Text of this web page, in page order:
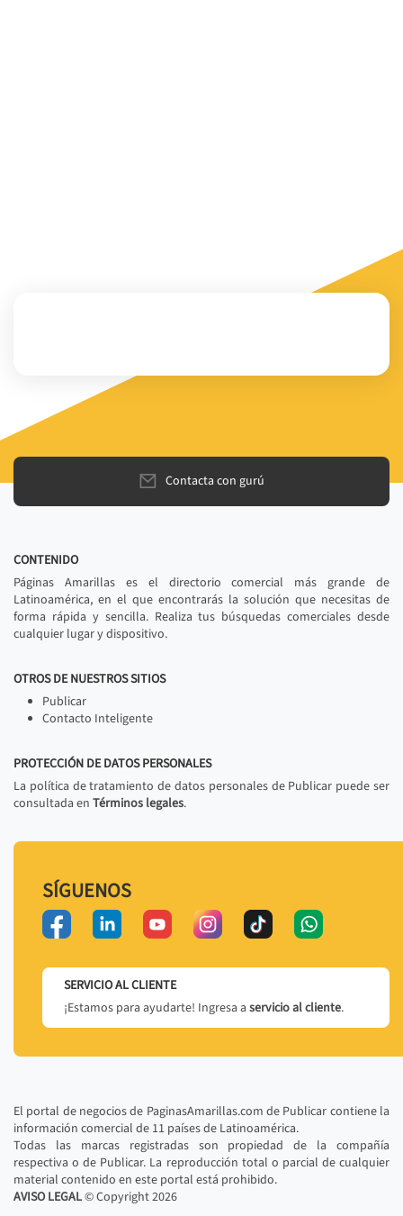
Contacta con gurú
CONTENIDO
Páginas Amarillas es el directorio comercial más grande de
Latinoamérica, en el que encontrarás la solución que necesitas de
forma rápida y sencilla. Realiza tus búsquedas comerciales desde
cualquier lugar y dispositivo.
OTROS DE NUESTROS SITIOS
Publicar
Contacto Inteligente
PROTECCIÓN DE DATOS PERSONALES
La política de tratamiento de datos personales de Publicar puede ser
consultada en Términos legales.
SÍGUENOS
SERVICIO AL CLIENTE
¡Estamos para ayudarte! Ingresa a servicio al cliente.
El portal de negocios de PaginasAmarillas.com de Publicar contiene la
información comercial de 11 países de Latinoamérica.
Todas las marcas registradas son propiedad de la compañía
respectiva o de Publicar. La reproducción total o parcial de cualquier
material contenido en este portal está prohibido.
AVISO LEGAL© Copyright2026